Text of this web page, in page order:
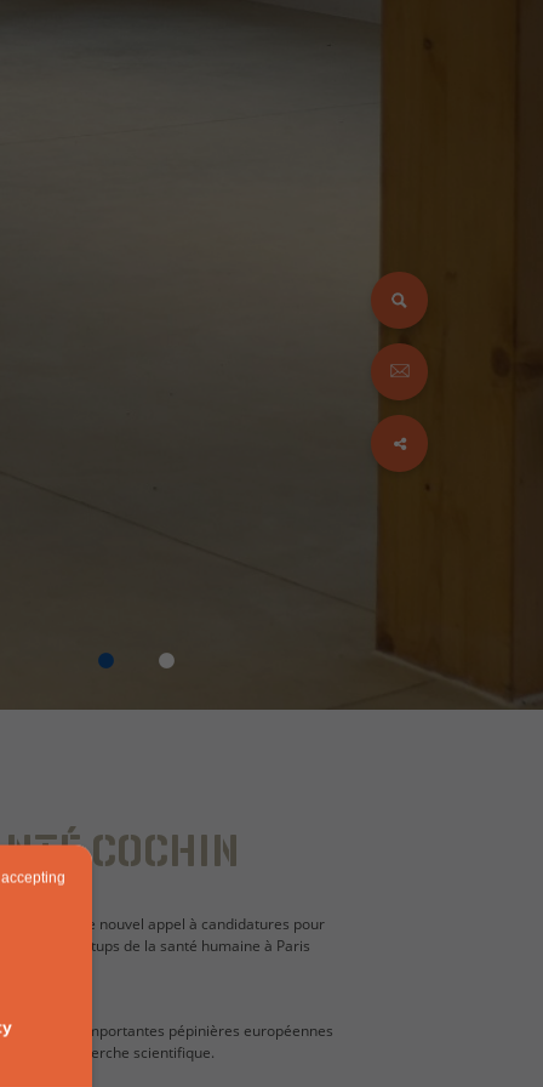
COCHIN
lancent le nouvel appel à candidatures pour
et startups de la santé humaine à Paris
des plus importantes pépinières européennes
et à la recherche scientifique.